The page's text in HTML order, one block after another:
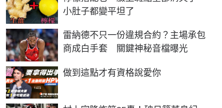
小肚子都變平坦了
雷納德不只一份違規合約？主場承包
商成白手套 關鍵神秘音檔曝光
做到這點才有資格說愛你
PR